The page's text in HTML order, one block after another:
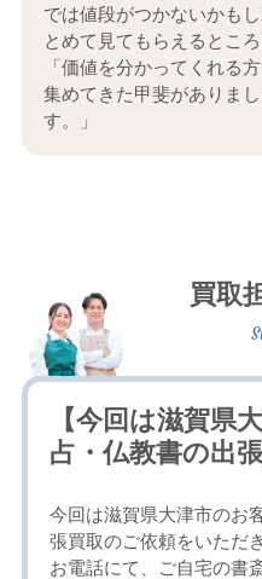
では値段がつかないかも
とめて見てもらえるとこ
「価値を分かってくれる
集めてきた甲斐がありま
す。」
買取
【今回は滋賀県
占・仏教書の出張
今回は滋賀県大津市のお
張買取のご依頼をいただ
お電話にて、ご自宅の書